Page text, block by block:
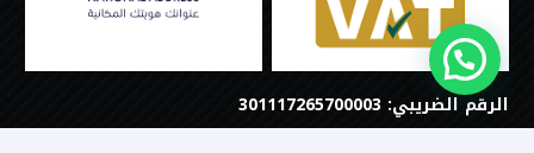
الرقم الضريبي: 301117265700003